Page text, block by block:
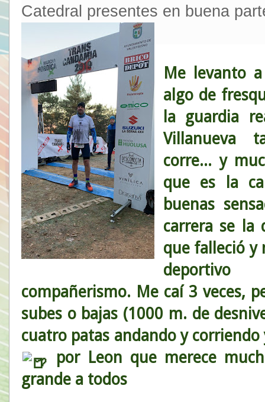
Catedral presentes en buena
Me levanto
algo de
la guardia
Villanueva
corre... y
que es la
buenas
carrera se la
que falleció y
deportivo
compañerismo. Me caí 3 veces,
subes o bajas (1000 m. de
cuatro patas andando y
por Leon que merece
grande a todos